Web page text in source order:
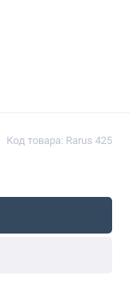
Код товара: Rarus 425